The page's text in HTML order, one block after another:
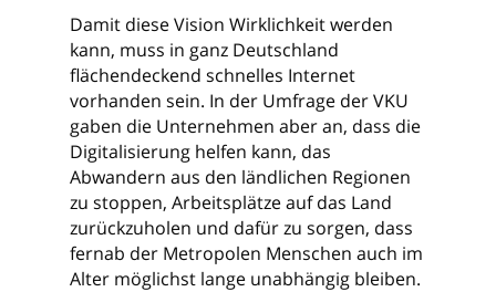
Damit diese Vision Wirklichkeit werden
kann, muss in ganz Deutschland
flächendeckend schnelles Internet
vorhanden sein. In der Umfrage der VKU
gaben die Unternehmen aber an, dass die
Digitalisierung helfen kann, das
Abwandern aus den ländlichen Regionen
zu stoppen, Arbeitsplätze auf das Land
zurückzuholen und dafür zu sorgen, dass
fernab der Metropolen Menschen auch im
Alter möglichst lange unabhängig bleiben.